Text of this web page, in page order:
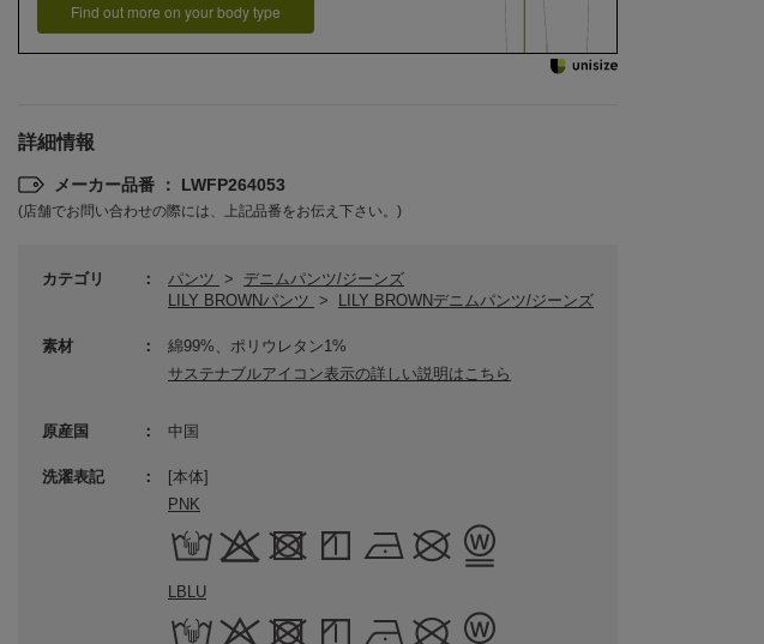
Find out more on your body type
詳細情報
メーカー品番 ： LWFP264053
(店舗でお問い合わせの際には、上記品番をお伝え下さい。)
カテゴリ パンツ >
デニムパンツ/ジーンズ
LILY BROWNパンツ > LILY BROWNデニムパンツ/ジーンズ
素材
綿99%、ポリウレタン1%
サステナブルアイコン表示の詳しい説明はこちら
原産国 中国
洗濯表記
[本体]
PNK
LBLU